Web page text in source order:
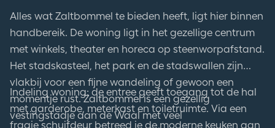
Alles wat Zaltbommel te bieden heeft, ligt hier binnen
handbereik. De woning ligt in het gezellige centrum
met winkels, theater en horeca op steenworpafstand.
Het stadskasteel, het park en de stadswallen zijn
vlakbij voor een fijne wandeling of gewoon een
momentje rust. Zaltbommel is een gezellig
vestingstadje aan de Waal met veel
Indeling woning: de entree geeft toegang tot de hal
met garderobe, meterkast en toiletruimte. Via een
fraaie schuifdeur betreed je de moderne keuken aan